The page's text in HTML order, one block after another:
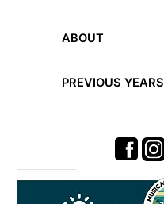
ABOUT
PREVIOUS YEARS